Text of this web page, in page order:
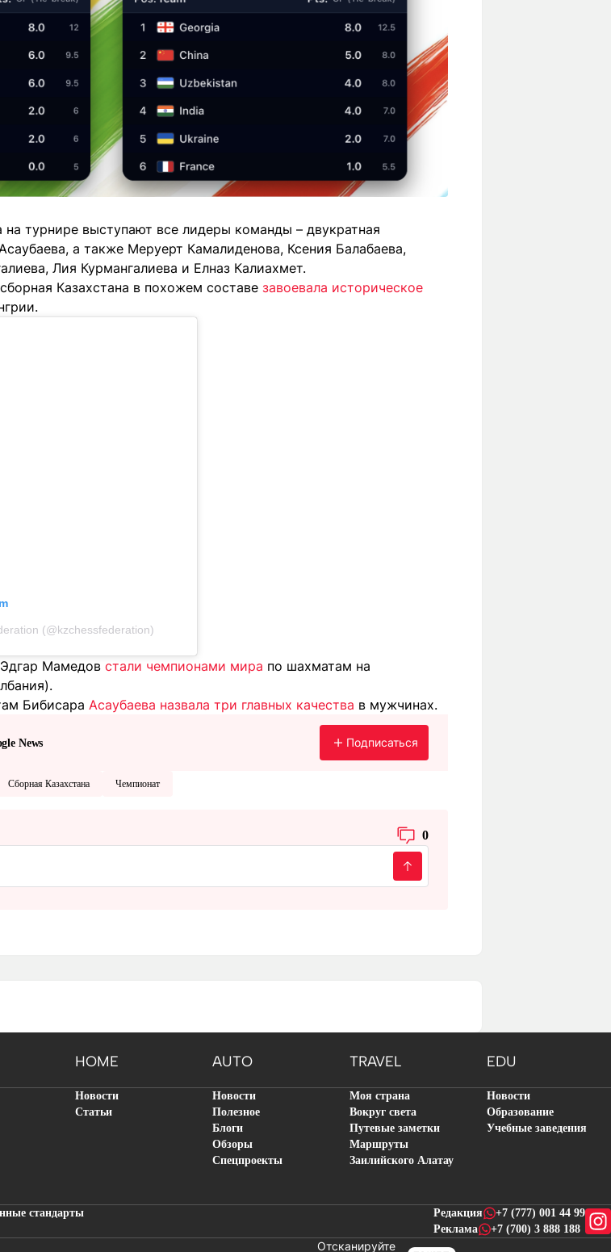
турнире выступают все лидеры команды – двукратная
а также Меруерт Камалиденова, Ксения Балабаева,
Лия Курмангалиева и Елназ Калиахмет.
Казахстана в похожем составе завоевала историческое
(@kzchessfederation)
Мамедов стали чемпионами мира по шахматам на
Бибисара Асаубаева назвала три главных качества в мужчинах.
News Подписаться
Сборная Казахстана Чемпионат
0
HOME AUTO TRAVEL EDU
Новости
Статьи
Новости
Полезное
Блоги
Обзоры
Спецпроекты
Моя страна
Вокруг света
Путевые заметки
Маршруты
Заилийского Алатау
Новости
Образование
Учебные заведения
стандарты Редакция
+7 (777) 001 44 99
Реклама
+7 (700) 3 888 188
Отсканируйте